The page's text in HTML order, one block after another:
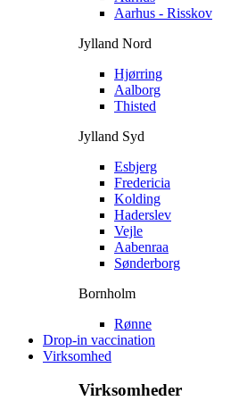
Aarhus - Risskov
Jylland Nord
Hjørring
Aalborg
Thisted
Jylland Syd
Esbjerg
Fredericia
Kolding
Haderslev
Vejle
Aabenraa
Sønderborg
Bornholm
Rønne
Drop-in vaccination
Virksomhed
Virksomheder